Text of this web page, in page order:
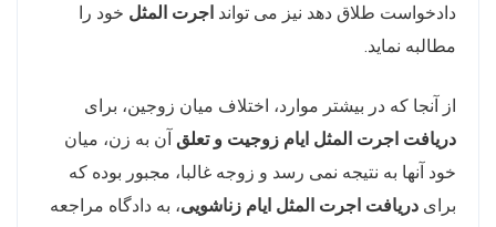
دادخواست طلاق دهد نیز می تواند اجرت المثل خود را
مطالبه نماید.
از آنجا که در بیشتر موارد، اختلاف میان زوجین، برای
دریافت اجرت المثل ایام زوجیت و تعلق آن به زن، میان
خود آنها به نتیجه نمی رسد و زوجه غالبا، مجبور بوده که
برای دریافت اجرت المثل ایام زناشویی، به دادگاه مراجعه